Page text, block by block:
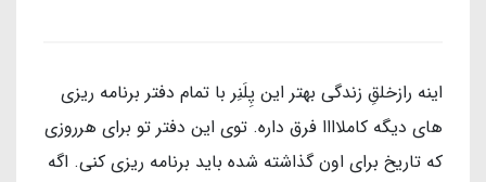
اینه رازخلقِ زندگی بهتر این پِلَنِر با تمام دفتر برنامه ریزی
های دیگه کاملاااا فرق داره. توی این دفتر تو برای هرروزی
که تاریخ برای اون گذاشته شده باید برنامه ریزی کنی. اگه